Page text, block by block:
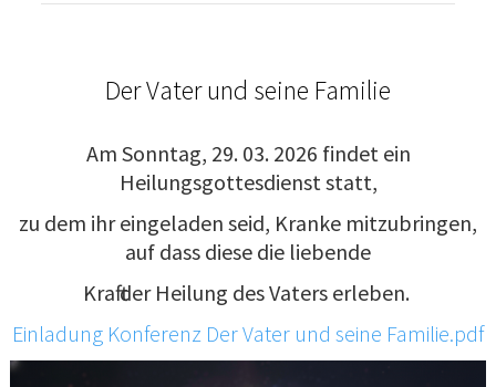
Der Vater und seine Familie
Am Sonntag, 29. 03. 2026 findet ein
Heilungsgottesdienst statt,
zu dem ihr eingeladen seid, Kranke mitzubringen,
auf dass diese die liebende
Kraft der Heilung des Vaters erleben.
Einladung Konferenz Der Vater und seine Familie.pdf